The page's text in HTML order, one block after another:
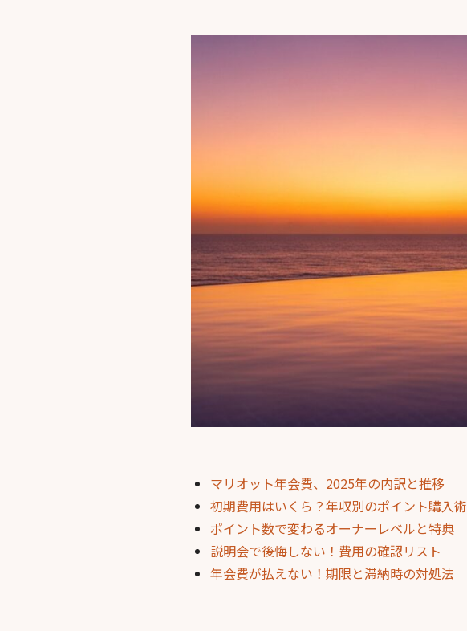
マリオット年会費、2025年の内訳と推移
初期費用はいくら？年収別のポイント購入術
ポイント数で変わるオーナーレベルと特典
説明会で後悔しない！費用の確認リスト
年会費が払えない！期限と滞納時の対処法